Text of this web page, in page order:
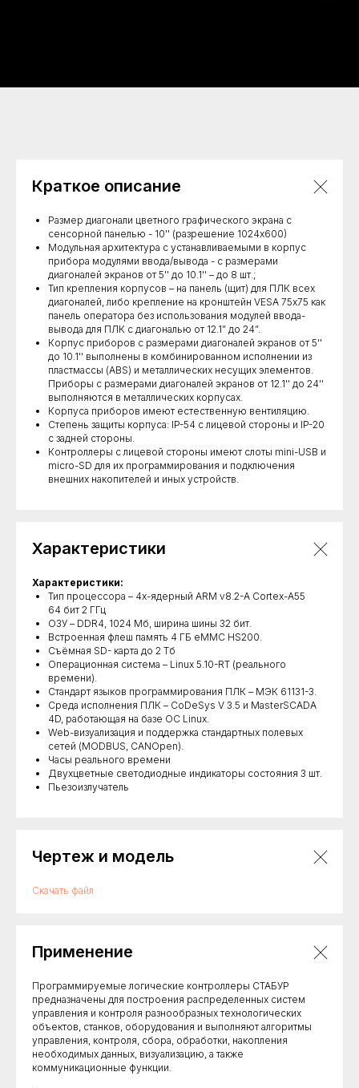
Краткое описание
Размер диагонали цветного графического экрана с
сенсорной панелью - 10'' (разрешение 1024х600)
Модульная архитектура с устанавливаемыми в корпус
прибора модулями ввода/вывода - с размерами
диагоналей экранов от 5'' до 10.1'' – до 8 шт.;
Тип крепления корпусов – на панель (щит) для ПЛК всех
диагоналей, либо крепление на кронштейн VESA 75х75 как
панель оператора без использования модулей ввода-
вывода для ПЛК с диагональю от 12.1” до 24”.
Корпус приборов с размерами диагоналей экранов от 5''
до 10.1'' выполнены в комбинированном исполнении из
пластмассы (ABS) и металлических несущих элементов.
Приборы с размерами диагоналей экранов от 12.1'' до 24''
выполняются в металлических корпусах.
Корпуса приборов имеют естественную вентиляцию.
Степень защиты корпуса: IP-54 с лицевой стороны и IP-20
с задней стороны.
Контроллеры с лицевой стороны имеют слоты mini-USB и
micro-SD для их программирования и подключения
внешних накопителей и иных устройств.
Характеристики
Характеристики:
Тип процессора – 4х-ядерный ARM v8.2-A Cortex-A55
64 бит 2 ГГц
ОЗУ – DDR4, 1024 Мб, ширина шины 32 бит.
Встроенная флеш память 4 ГБ eMMC HS200.
Съёмная SD- карта до 2 Тб
Операционная система – Linux 5.10-RT (реального
времени).
Стандарт языков программирования ПЛК – МЭК 61131-3.
Среда исполнения ПЛК – CoDeSys V 3.5 и MasterSCADA
4D, работающая на базе ОС Linux.
Web-визуализация и поддержка стандартных полевых
сетей (MODBUS, CANOpen).
Часы реального времени
Двухцветные светодиодные индикаторы состояния 3 шт.
Пьезоизлучатель
Чертеж и модель
Скачать файл
Применение
Программируемые логические контроллеры СТАБУР
предназначены для построения распределенных систем
управления и контроля разнообразных технологических
объектов, станков, оборудования и выполняют алгоритмы
управления, контроля, сбора, обработки, накопления
необходимых данных, визуализацию, а также
коммуникационные функции.